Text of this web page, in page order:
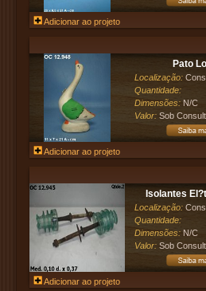
Adicionar ao projeto
Pato
Localização:
Quantidade:
Dimensões: N/C
Valor: Sob
Adicionar ao projeto
Isolantes
Localização:
Quantidade:
Dimensões: N/C
Valor: Sob
Adicionar ao projeto